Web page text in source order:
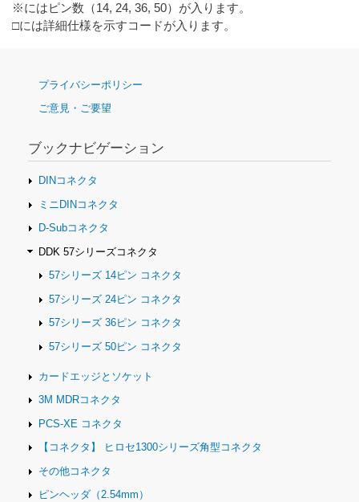
※にはピン数（14, 24, 36, 50）が入ります。
□には詳細仕様を示すコードが入ります。
ナ
ゲ
シ
ョ
ン
プライバシーポリシー
ご意見・ご要望
ブックナビゲーション
DINコネクタ
ミニDINコネクタ
D-Subコネクタ
DDK 57シリーズコネクタ
57シリーズ 14ピン コネクタ
57シリーズ 24ピン コネクタ
57シリーズ 36ピン コネクタ
57シリーズ 50ピン コネクタ
カードエッジとソケット
3M MDRコネクタ
PCS-XE コネクタ
【コネクタ】 ヒロセ1300シリーズ角型コネクタ
その他コネクタ
ピンヘッダ（2.54mm）